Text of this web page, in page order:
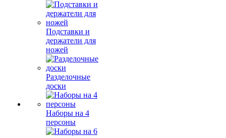
Подставки и
держатели для
ножей
Разделочные
доски
Наборы на 4
персоны